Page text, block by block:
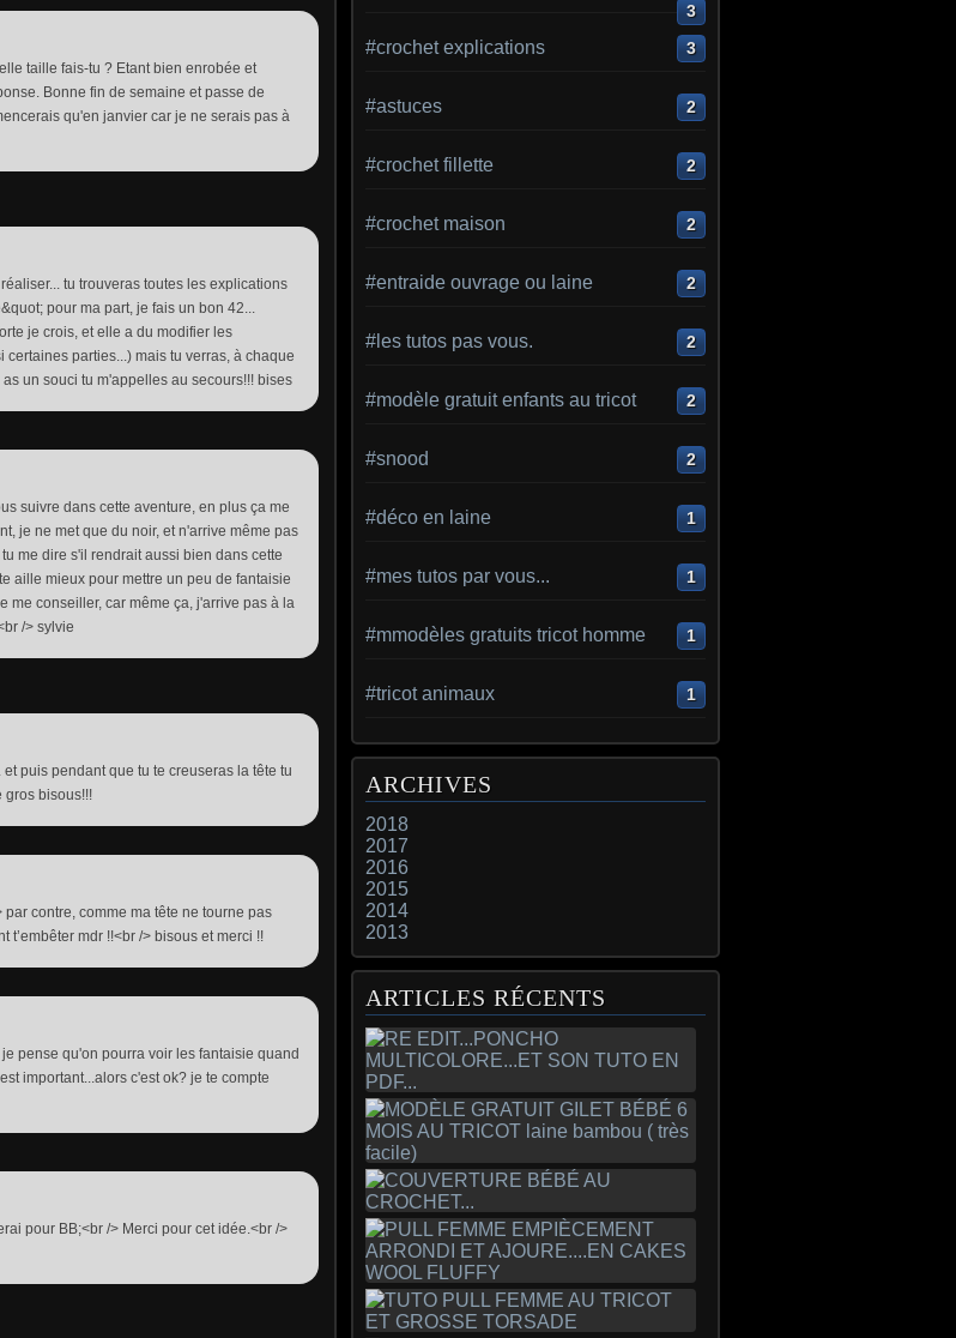
taille fais-tu ? Etant bien enrobée et
Bonne fin de semaine et passe de
qu'en janvier car je ne serais pas à
tu trouveras toutes les explications
pour ma part, je fais un bon 42...
je crois, et elle a du modifier les
parties...) mais tu verras, à chaque
un souci tu m'appelles au secours!!! bises
suivre dans cette aventure, en plus ça me
je ne met que du noir, et n'arrive même pas
me dire s'il rendrait aussi bien dans cette
aille mieux pour mettre un peu de fantaisie
me conseiller, car même ça, j'arrive pas à la
/> sylvie
puis pendant que tu te creuseras la tête tu
gros bisous!!!
contre, comme ma tête ne tourne pas
t’embêter mdr !!<br /> bisous et merci !!
pense qu'on pourra voir les fantaisie quand
important...alors c'est ok? je te compte
pour BB;<br /> Merci pour cet idée.<br />
3
#crochet explications 3
#astuces 2
#crochet fillette 2
#crochet maison 2
#entraide ouvrage ou laine 2
#les tutos pas vous. 2
#modèle gratuit enfants au tricot 2
#snood 2
#déco en laine 1
#mes tutos par vous... 1
#mmodèles gratuits tricot homme 1
#tricot animaux 1
ARCHIVES
2018
2017
2016
2015
2014
2013
ARTICLES RÉCENTS